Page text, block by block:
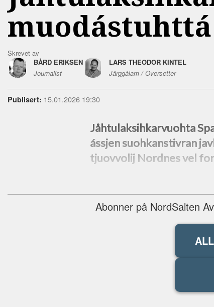
muodástuhttá
Skrevet av
BÅRD ERIKSEN
Journalist
LARS THEODOR KINTEL
Jårggålam / Oversetter
Publisert: 15.01.2026 19:30
Jåhtulaksihkarvuohta
ássjen suohkanstivran
tjuovvolij Nordnes vel
Abonner på NordSalten